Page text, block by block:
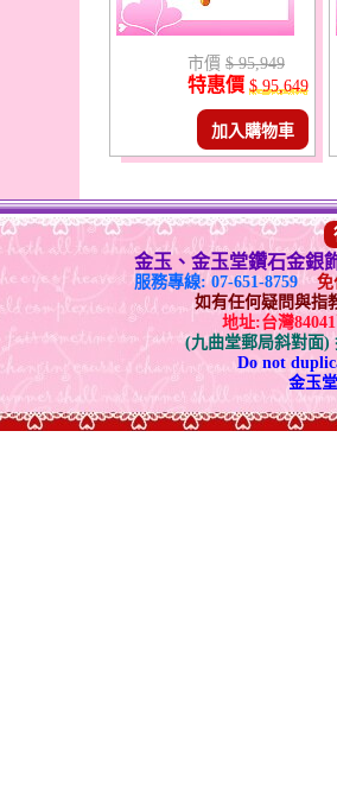
市價 $ 95,949
特惠價 $ 95,649
加入購物車
金玉、金玉堂鑽石金銀
服務專線: 07-651-8759
免
如有任何疑問與指
地址:台灣
(九曲堂郵局斜對面)
Do not
金玉